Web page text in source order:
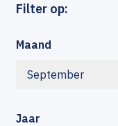
Filter op:
Maand
September
Jaar